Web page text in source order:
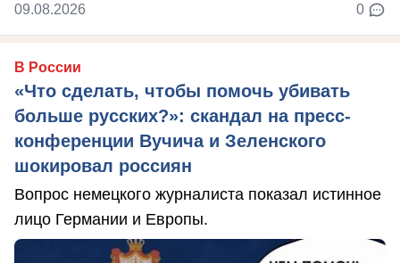
09.08.2026 0
В России
«Что сделать, чтобы помочь убивать
больше русских?»: скандал на пресс-
конференции Вучича и Зеленского
шокировал россиян
Вопрос немецкого журналиста показал истинное
лицо Германии и Европы.